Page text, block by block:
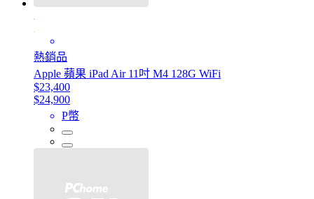
熱銷品
Apple 蘋果 iPad Air 11吋 M4 128G WiFi
$23,400
$24,900
P幣